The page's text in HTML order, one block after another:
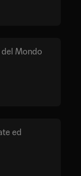
Mondo
ed